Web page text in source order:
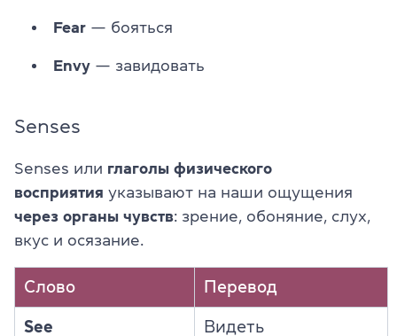
Fear — бояться
Envy — завидовать
Senses
Senses или глаголы физического
восприятия указывают на наши ощущения
через органы чувств: зрение, обоняние, слух,
вкус и осязание.
Слово Перевод
See Видеть